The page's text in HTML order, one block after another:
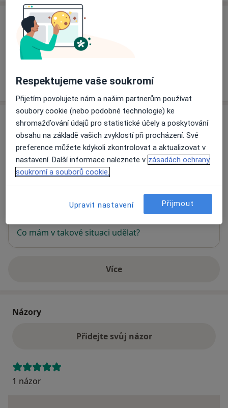
Ceník
Informace o službách a cenách nejsou k dispozici
Tento specialista ještě nepřidával žádné informace o
Adresa
CEDAR poradna prev.medicíny,homeopatie
Lovosická 40/440, Praha19000
se otevře v nové záložce
Co mám v takové situaci udělat?
Víceo adrese
Názory
Přidejte svůj názor
1 názor
Respektujeme vaše soukromí
Přijetím povolujete nám a našim partnerům používat
soubory cookie (nebo podobné technologie) ke
shromažďování údajů pro statistické účely a poskytování
obsahu na základě vašich zvyklostí při procházení. Své
preference můžete kdykoli zkontrolovat a aktualizovat v
nastavení. Další informace naleznete v zásadách ochrany
soukromí a souborů cookie.
Upravit nastavení Přijmout